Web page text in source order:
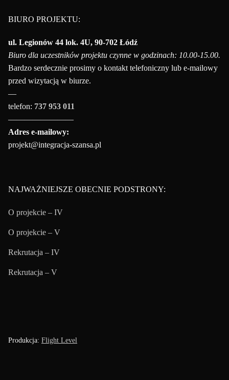
BIURO PROJEKTU:
ul. Legionów 44 lok. 4U, 90-702 Łódź
Biuro dla uczestników projektu czynne w godzinach: 10.00-15.00.
Bardzo serdecznie prosimy o kontakt telefoniczny lub e-mailowy
przed wizytacją w biurze.
—
telefon: 737 953 011
————————
Adres e-mailowy:
projekt@integracja-szansa.pl
NAJWAŻNIEJSZE OBECNIE PODSTRONY:
O projekcie – IV
O projekcie – V
Rekrutacja – IV
Rekrutacja – V
Produkcja: Flight Level